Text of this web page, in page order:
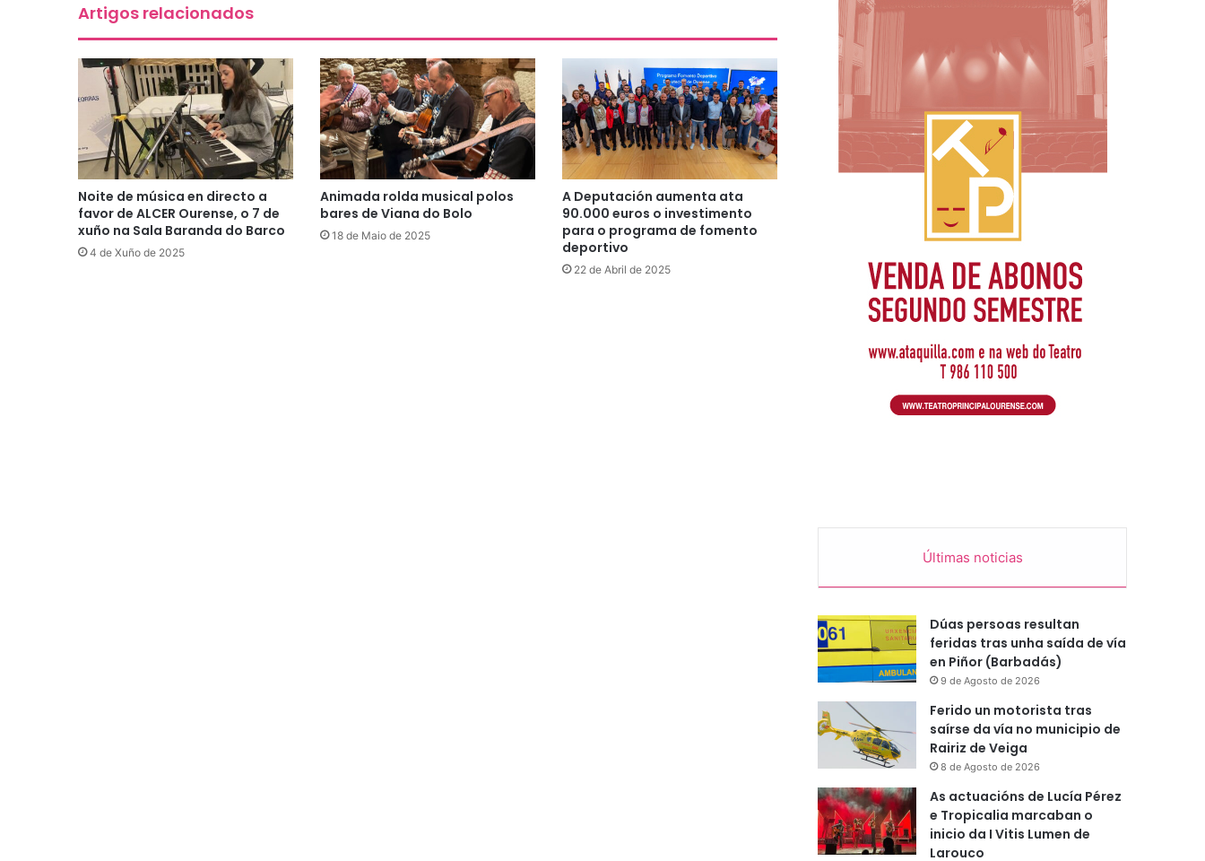
Artigos relacionados
Noite de música en directo a
favor de ALCER Ourense, o 7 de
xuño na Sala Baranda do Barco
4 de Xuño de 2025
Animada rolda musical polos
bares de Viana do Bolo
18 de Maio de 2025
A Deputación aumenta ata
90.000 euros o investimento
para o programa de fomento
deportivo
22 de Abril de 2025
Últimas noticias
Dúas persoas resultan
feridas tras unha saída de vía
en Piñor (Barbadás)
9 de Agosto de 2026
Ferido un motorista tras
saírse da vía no municipio de
Rairiz de Veiga
8 de Agosto de 2026
As actuacións de Lucía Pérez
e Tropicalia marcaban o
inicio da I Vitis Lumen de
Larouco